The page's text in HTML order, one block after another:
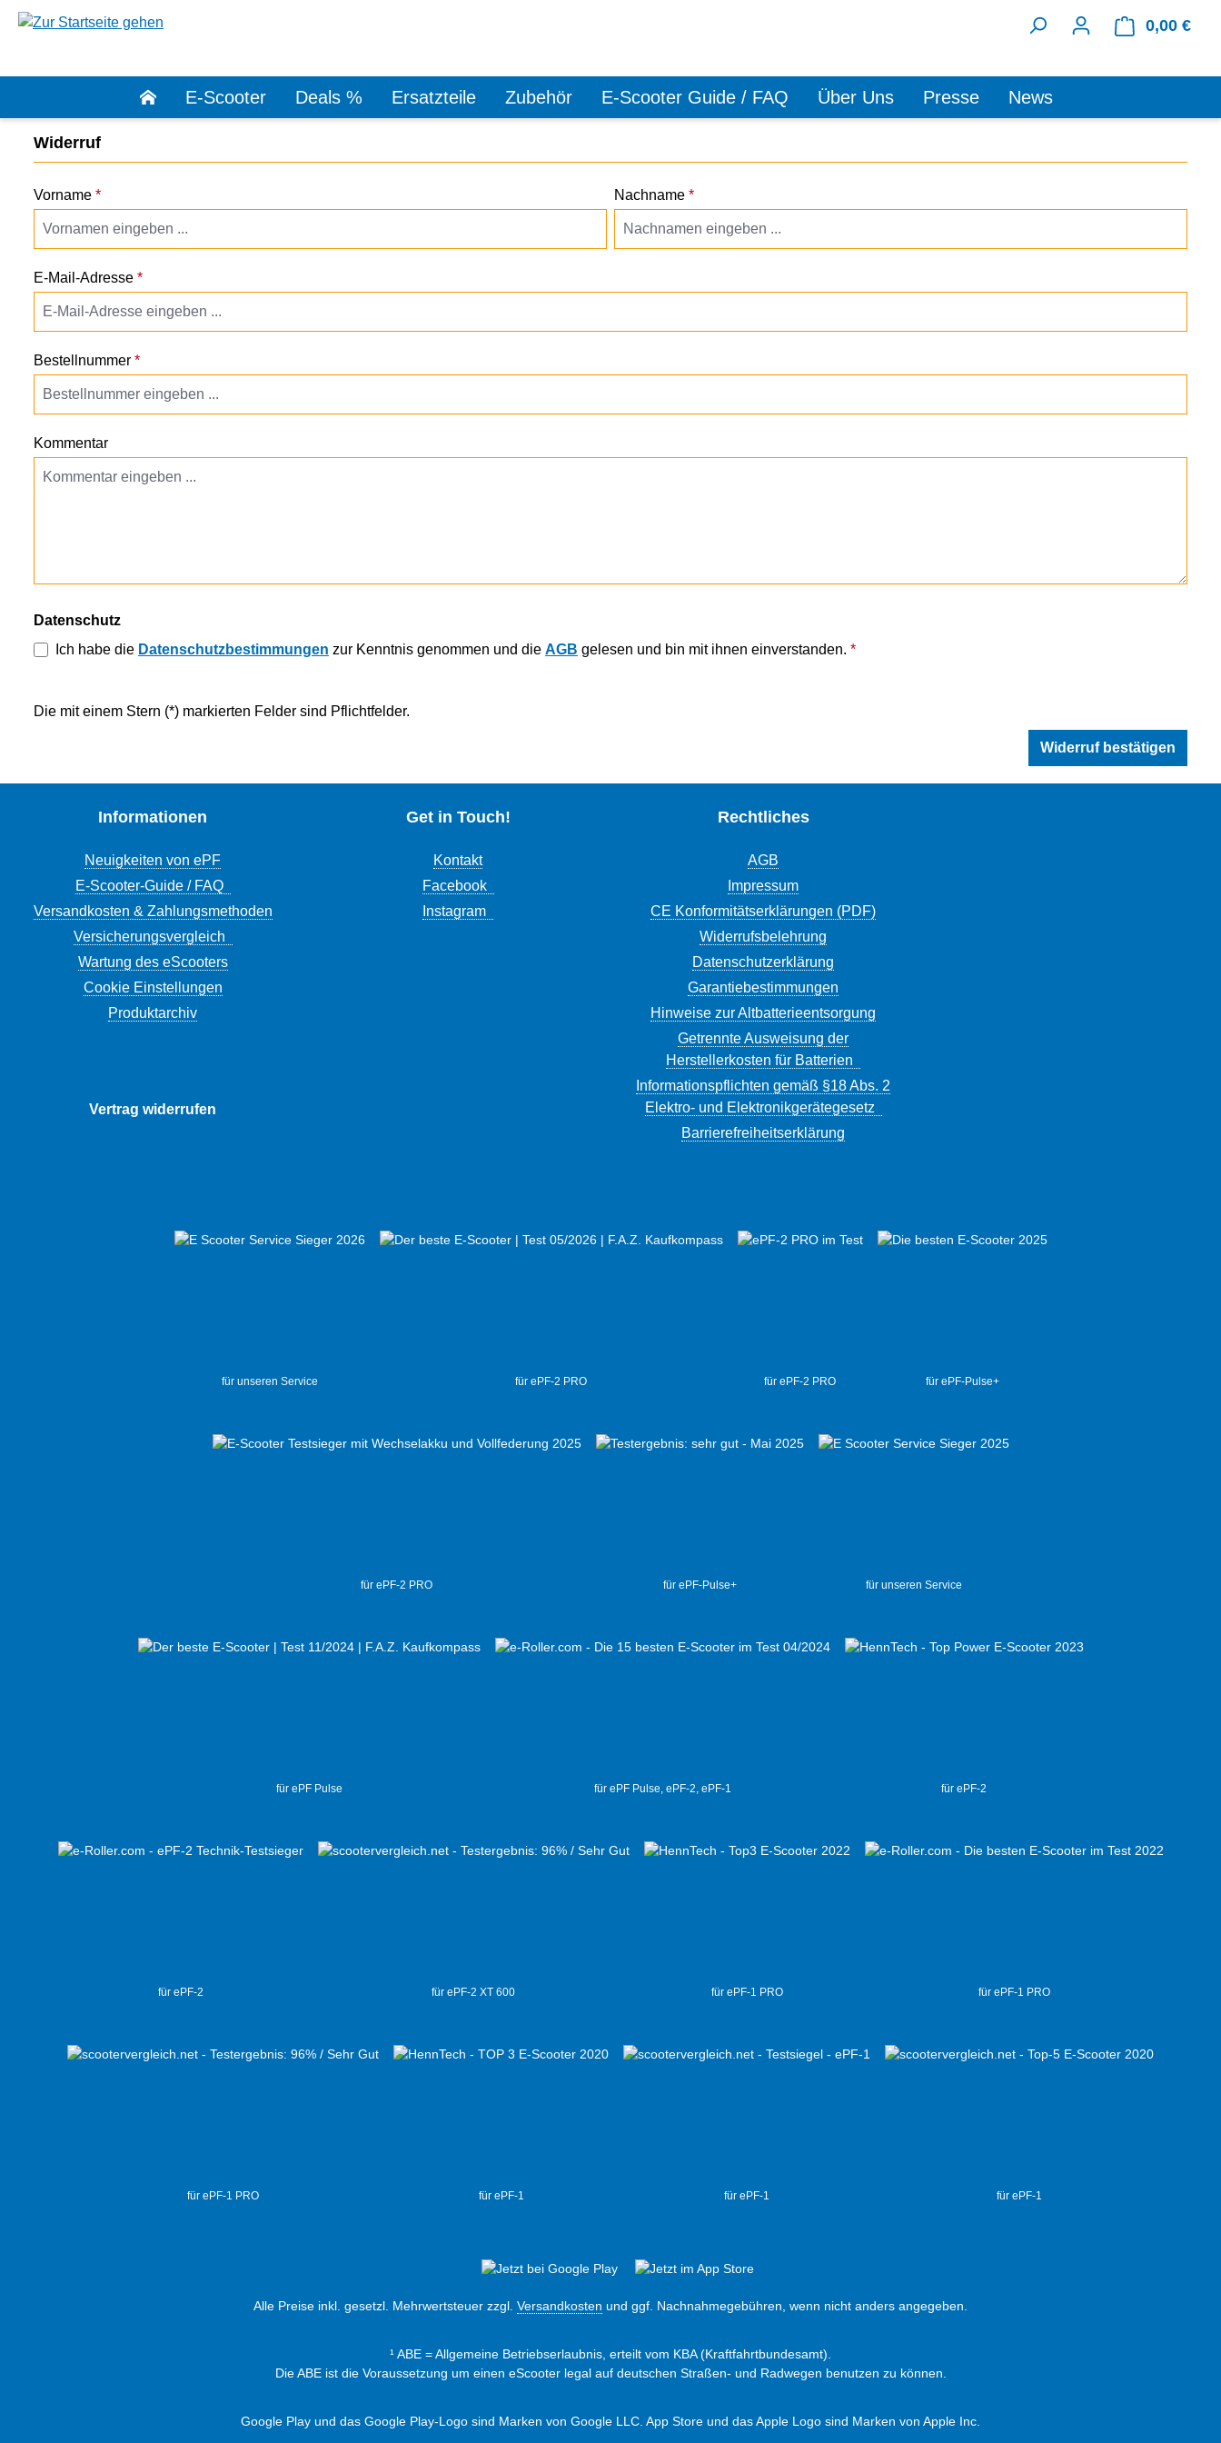
Zur Hauptnavigation springen 0,00 €
E-Scooter Deals % Ersatzteile Zubehör E-Scooter Guide / FAQ Über Uns Presse News
Widerruf
Vorname * Nachname *
E-Mail-Adresse *
Bestellnummer *
Kommentar
Datenschutz
Ich habe die Datenschutzbestimmungen zur Kenntnis genommen und die AGB gelesen und bin mit ihnen einverstanden. *
Die mit einem Stern (*) markierten Felder sind Pflichtfelder.
Widerruf bestätigen
Informationen
Neuigkeiten von ePF
E-Scooter-Guide / FAQ
Versandkosten & Zahlungsmethoden
Versicherungsvergleich
Wartung des eScooters
Cookie Einstellungen
Produktarchiv
Vertrag widerrufen
Get in Touch!
Kontakt
Facebook
Instagram
Rechtliches
AGB
Impressum
CE Konformitätserklärungen (PDF)
Widerrufsbelehrung
Datenschutzerklärung
Garantiebestimmungen
Hinweise zur Altbatterieentsorgung
Getrennte Ausweisung der
Herstellerkosten für Batterien
Informationspflichten gemäß §18 Abs. 2
Elektro- und Elektronikgerätegesetz
Barrierefreiheitserklärung
für unseren Service für ePF-2 PRO für ePF-2 PRO für ePF-Pulse+
für ePF-2 PRO für ePF-Pulse+ für unseren Service
für ePF Pulse für ePF Pulse, ePF-2, ePF-1 für ePF-2
für ePF-2 für ePF-2 XT 600 für ePF-1 PRO für ePF-1 PRO
für ePF-1 PRO für ePF-1 für ePF-1 für ePF-1
Alle Preise inkl. gesetzl. Mehrwertsteuer zzgl. Versandkosten und ggf. Nachnahmegebühren, wenn nicht anders angegeben.
¹ ABE = Allgemeine Betriebserlaubnis, erteilt vom KBA (Kraftfahrtbundesamt).
Die ABE ist die Voraussetzung um einen eScooter legal auf deutschen Straßen- und Radwegen benutzen zu können.
Google Play und das Google Play-Logo sind Marken von Google LLC. App Store und das Apple Logo sind Marken von Apple Inc.